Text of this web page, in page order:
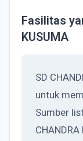
Fasilitas
KUSUMA
SD
untuk
Sumber